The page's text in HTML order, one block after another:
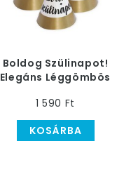
Boldog Szülinapot!
Elegáns Léggömbös
1 590 Ft
KOSÁRBA